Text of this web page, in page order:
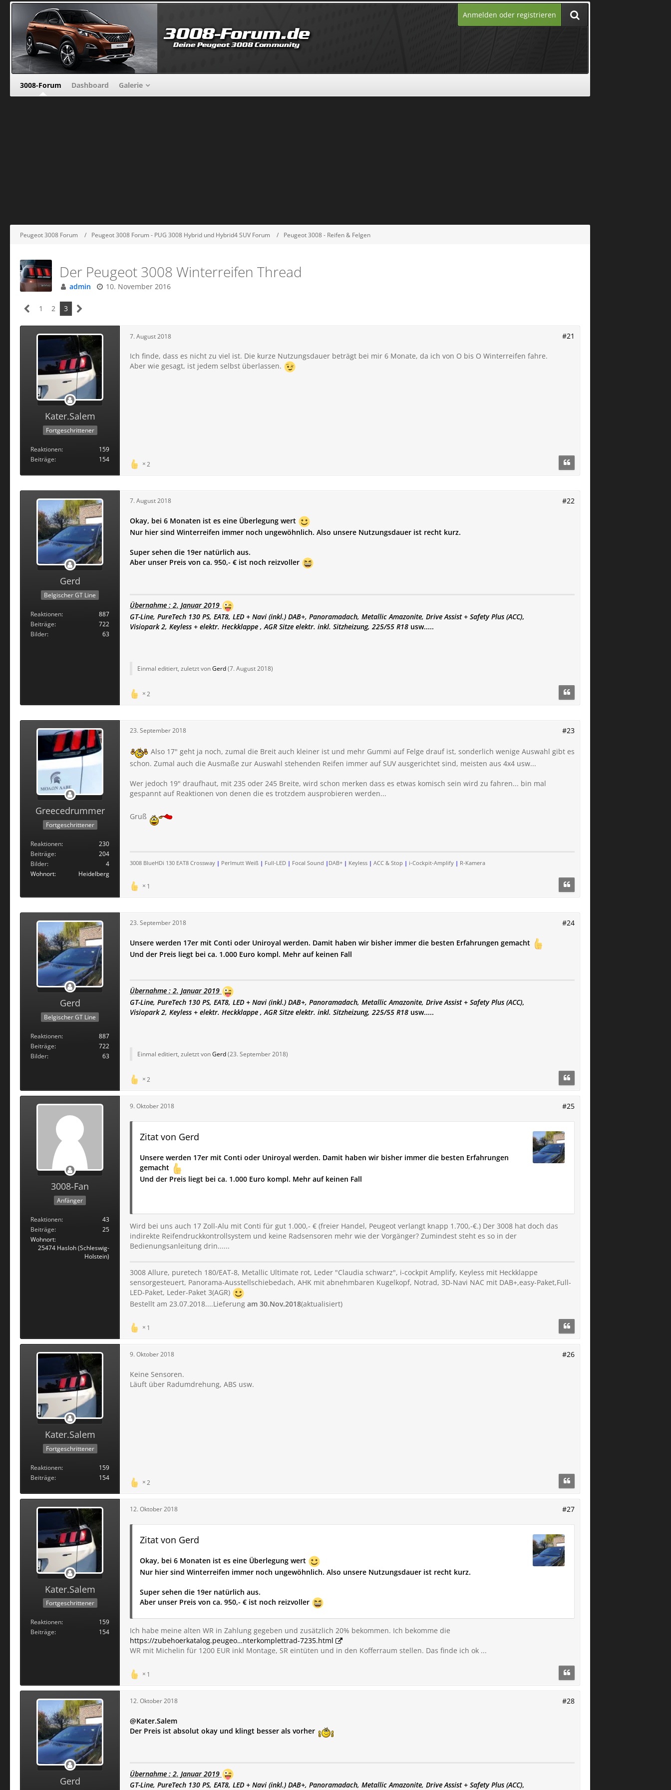
Anmelden oder registrieren
3008-Forum Dashboard Galerie
Peugeot 3008 Forum Peugeot 3008 Forum - PUG 3008 Hybrid und Hybrid4 SUV Forum Peugeot 3008 - Reifen & Felgen
Der Peugeot 3008 Winterreifen Thread
admin 10. November 2016
1 2 3
Kater.Salem
Fortgeschrittener
Reaktionen
159
Beiträge
154
7. August 2018 #21
Ich finde, dass es nicht zu viel ist. Die kurze Nutzungsdauer beträgt bei mir 6 Monate, da ich von O bis O Winterreifen fahre.
Aber wie gesagt, ist jedem selbst überlassen.
2
Gerd
Belgischer GT Line
Reaktionen
887
Beiträge
722
Bilder
63
7. August 2018 #22
Okay, bei 6 Monaten ist es eine Überlegung wert
Nur hier sind Winterreifen immer noch ungewöhnlich. Also unsere Nutzungsdauer ist recht kurz.
Super sehen die 19er natürlich aus.
Aber unser Preis von ca. 950,- € ist noch reizvoller
Übernahme : 2. Januar 2019
GT-Line, PureTech 130 PS, EAT8, LED + Navi (inkl.) DAB+, Panoramadach, Metallic Amazonite, Drive Assist + Safety Plus (ACC),
Visiopark 2, Keyless + elektr. Heckklappe , AGR Sitze elektr. inkl. Sitzheizung, 225/55 R18 usw.....
Einmal editiert, zuletzt vonGerd(7. August 2018)
2
Greecedrummer
Fortgeschrittener
Reaktionen
230
Beiträge
204
Bilder
4
Wohnort
Heidelberg
23. September 2018 #23
Also 17" geht ja noch, zumal die Breit auch kleiner ist und mehr Gummi auf Felge drauf ist, sonderlich wenige Auswahl gibt es
schon. Zumal auch die Ausmaße zur Auswahl stehenden Reifen immer auf SUV ausgerichtet sind, meisten aus 4x4 usw...
Wer jedoch 19" draufhaut, mit 235 oder 245 Breite, wird schon merken dass es etwas komisch sein wird zu fahren... bin mal
gespannt auf Reaktionen von denen die es trotzdem ausprobieren werden...
Gruß
3008 BlueHDi 130 EAT8 Crossway | Perlmutt Weiß | Full-LED | Focal Sound | DAB+ | Keyless | ACC & Stop | i-Cockpit-Amplify | R-Kamera
1
Gerd
Belgischer GT Line
Reaktionen
887
Beiträge
722
Bilder
63
23. September 2018 #24
Unsere werden 17er mit Conti oder Uniroyal werden. Damit haben wir bisher immer die besten Erfahrungen gemacht
Und der Preis liegt bei ca. 1.000 Euro kompl. Mehr auf keinen Fall
Übernahme : 2. Januar 2019
GT-Line, PureTech 130 PS, EAT8, LED + Navi (inkl.) DAB+, Panoramadach, Metallic Amazonite, Drive Assist + Safety Plus (ACC),
Visiopark 2, Keyless + elektr. Heckklappe , AGR Sitze elektr. inkl. Sitzheizung, 225/55 R18 usw.....
Einmal editiert, zuletzt vonGerd(23. September 2018)
2
3008-Fan
Anfänger
Reaktionen
43
Beiträge
25
Wohnort
25474 Hasloh (Schleswig-
Holstein)
9. Oktober 2018 #25
Zitat von Gerd
Unsere werden 17er mit Conti oder Uniroyal werden. Damit haben wir bisher immer die besten Erfahrungen
gemacht
Und der Preis liegt bei ca. 1.000 Euro kompl. Mehr auf keinen Fall
Wird bei uns auch 17 Zoll-Alu mit Conti für gut 1.000,- € (freier Handel, Peugeot verlangt knapp 1.700,-€.) Der 3008 hat doch das
indirekte Reifendruckkontrollsystem und keine Radsensoren mehr wie der Vorgänger? Zumindest steht es so in der
Bedienungsanleitung drin......
3008 Allure, puretech 180/EAT-8, Metallic Ultimate rot, Leder "Claudia schwarz", i-cockpit Amplify, Keyless mit Heckklappe
sensorgesteuert, Panorama-Ausstellschiebedach, AHK mit abnehmbaren Kugelkopf, Notrad, 3D-Navi NAC mit DAB+,easy-Paket,Full-
LED-Paket, Leder-Paket 3(AGR)
Bestellt am 23.07.2018....Lieferung am 30.Nov.2018(aktualisiert)
1
Kater.Salem
Fortgeschrittener
Reaktionen
159
Beiträge
154
9. Oktober 2018 #26
Keine Sensoren.
Läuft über Radumdrehung, ABS usw.
2
Kater.Salem
Fortgeschrittener
Reaktionen
159
Beiträge
154
12. Oktober 2018 #27
Zitat von Gerd
Okay, bei 6 Monaten ist es eine Überlegung wert
Nur hier sind Winterreifen immer noch ungewöhnlich. Also unsere Nutzungsdauer ist recht kurz.
Super sehen die 19er natürlich aus.
Aber unser Preis von ca. 950,- € ist noch reizvoller
Ich habe meine alten WR in Zahlung gegeben und zusätzlich 20% bekommen. Ich bekomme die
https://zubehoerkatalog.peugeo…nterkomplettrad-7235.html
WR mit Michelin für 1200 EUR inkl Montage, SR eintüten und in den Kofferraum stellen. Das finde ich ok ...
1
Gerd
12. Oktober 2018 #28
@Kater.Salem
Der Preis ist absolut okay und klingt besser als vorher
Übernahme : 2. Januar 2019
GT-Line, PureTech 130 PS, EAT8, LED + Navi (inkl.) DAB+, Panoramadach, Metallic Amazonite, Drive Assist + Safety Plus (ACC),